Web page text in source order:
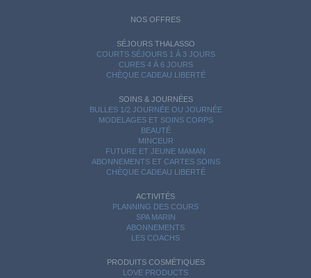
NOS OFFRES
SÉJOURS THALASSO
COURTS SÉJOURS 1 À 3 JOURS
CURES 4 À 6 JOURS
CHÈQUE CADEAU LIBERTÉ
SOINS & JOURNÉES
BULLES 1/2 JOURNÉE OU JOURNÉE
MODELAGES ET SOINS CORPS
BEAUTÉ
MINCEUR
FUTURE ET JEUNE MAMAN
ABONNEMENTS ET CARTES SOINS
CHÈQUE CADEAU LIBERTÉ
ACTIVITÉS
PLANNING DES COURS
SPA MARIN
ABONNEMENTS
LES COACHS
PRODUITS COSMÉTIQUES
LOVE PRODUCTS